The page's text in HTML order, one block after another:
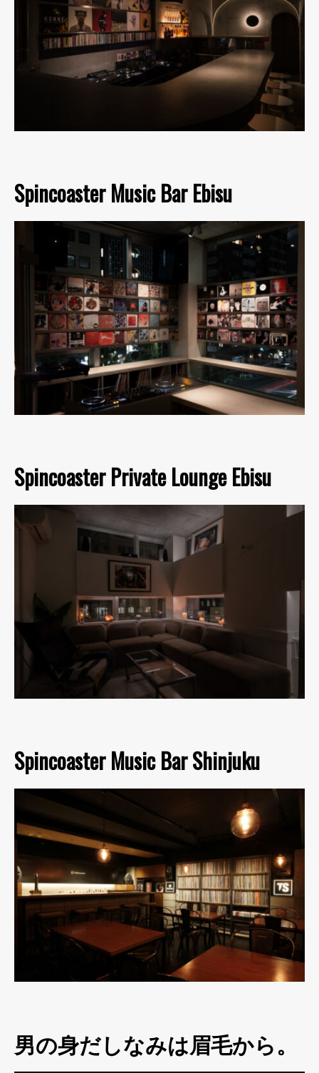
Spincoaster Music Bar Ebisu
Spincoaster Private Lounge Ebisu
Spincoaster Music Bar Shinjuku
男の身だしなみは眉毛から。